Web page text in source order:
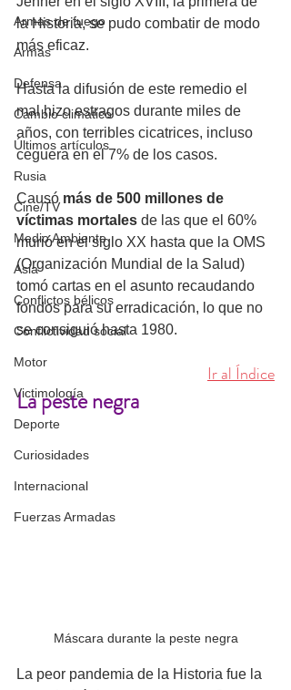
Armas de fuego
Armas
Defensa
Cambio climático
Últimos artículos
Rusia
Cine/TV
Medio Ambiente
Asia
Conflictos bélicos
Conflictividad social
Motor
Victimología
Deporte
Curiosidades
Internacional
Fuerzas Armadas
la Historia, se pudo combatir de modo
más eficaz.
Hasta la difusión de este remedio el
mal hizo estragos durante miles de
años, con terribles cicatrices, incluso
ceguera en el 7% de los casos.
Causó más de 500 millones de
víctimas mortales de las que el 60%
murió en el siglo XX hasta que la OMS
(Organización Mundial de la Salud)
tomó cartas en el asunto recaudando
fondos para su erradicación, lo que no
se consiguió hasta 1980.
Ir al Índice
La peste negra
Máscara durante la peste negra
La peor pandemia de la Historia fue la